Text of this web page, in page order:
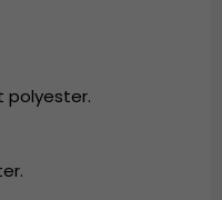
polyester.